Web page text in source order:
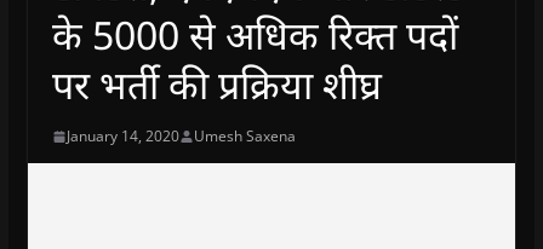
के 5000 से अधिक रिक्त पदों
पर भर्ती की प्रक्रिया शीघ्र
January 14, 2020 Umesh Saxena